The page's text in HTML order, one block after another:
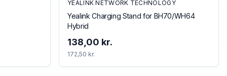
YEALINK NETWORK TECHNOLOGY
Yealink Charging Stand for BH70/WH64
Hybrid
138,00 kr.
172,50 kr.